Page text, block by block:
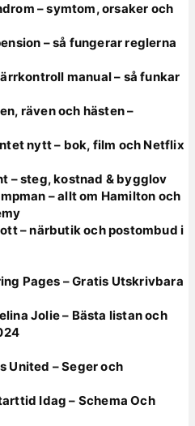
– symtom, orsaker och
– så fungerar reglerna
manual – så funkar
räven och hästen –
nytt – bok, film och Netflix
– steg, kostnad & bygglov
– allt om Hamilton och
– närbutik och postombud i
Pages – Gratis Utskrivbara
Jolie – Bästa listan och
United – Seger och
Idag – Schema Och